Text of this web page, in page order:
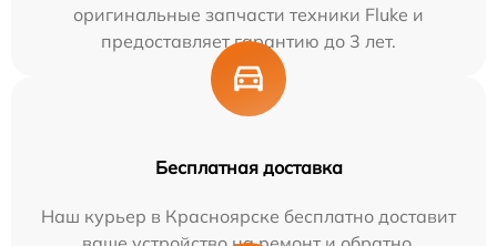
оригинальные запчасти техники Fluke и
предоставляет гарантию до 3 лет.
Бесплатная доставка
Наш курьер в Красноярске бесплатно доставит